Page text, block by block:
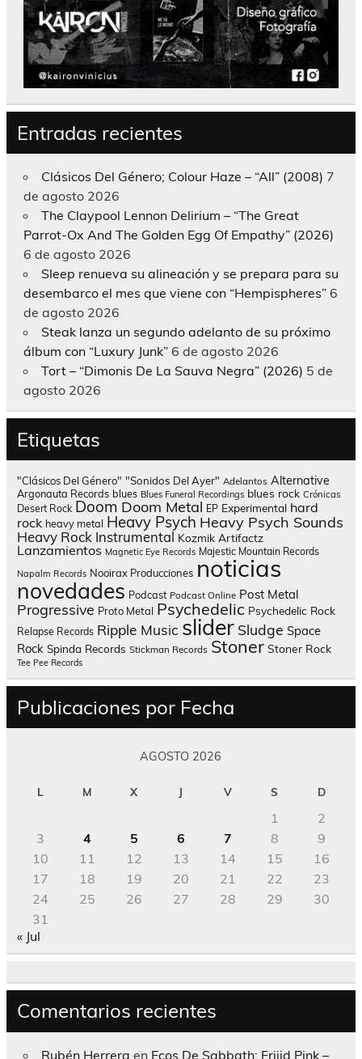
Entradas recientes
Clásicos Del Género; Colour Haze – “All” (2008) 7
de agosto 2026
The Claypool Lennon Delirium – “The Great
Parrot-Ox And The Golden Egg Of Empathy” (2026)
6 de agosto 2026
Sleep renueva su alineación y se prepara para su
desembarco el mes que viene con “Hempispheres” 6
de agosto 2026
Steak lanza un segundo adelanto de su próximo
álbum con “Luxury Junk” 6 de agosto 2026
Tort – “Dimonis De La Sauva Negra” (2026) 5 de
agosto 2026
Etiquetas
"Clásicos Del Género" "Sonidos Del Ayer" Adelantos Alternative
Argonauta Records blues Blues Funeral Recordings blues rock Crónicas
Desert Rock Doom Doom Metal EP Experimental hard
rock heavy metal Heavy Psych Heavy Psych Sounds
Heavy Rock Instrumental Kozmik Artifactz
Lanzamientos Magnetic Eye Records Majestic Mountain Records
Napalm Records Nooirax Producciones noticias
novedades Podcast Podcast Online Post Metal
Progressive Proto Metal Psychedelic Psychedelic Rock
Relapse Records Ripple Music slider Sludge Space
Rock Spinda Records Stickman Records Stoner Stoner Rock
Tee Pee Records
Publicaciones por Fecha
AGOSTO 2026
L M X J V S D
1
2
3
4 5 6 7 8
9
10
11 12 13 14 15
16
17
18 19 20 21 22
23
24
25 26 27 28 29
30
31
« Jul
Comentarios recientes
Rubén Herrera en Ecos De Sabbath; Frijid Pink –